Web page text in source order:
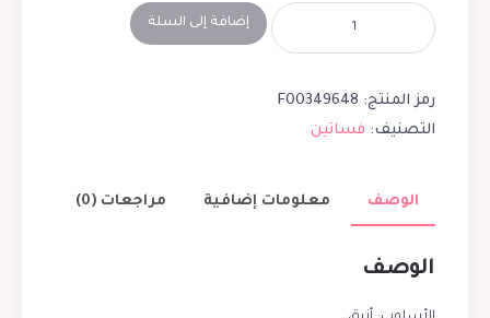
إضافة إلى السلة
رمز المنتج: F00349648
التصنيف: فساتين
الوصف معلومات إضافية مراجعات (0)
الوصف